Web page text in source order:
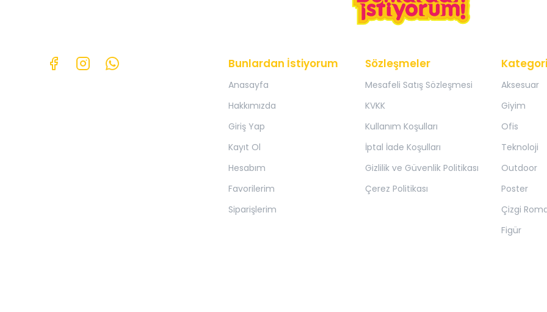
Bunlardan İstiyorum
Anasayfa
Hakkımızda
Giriş Yap
Kayıt Ol
Hesabım
Favorilerim
Siparişlerim
Sözleşmeler
Mesafeli Satış Sözleşmesi
KVKK
Kullanım Koşulları
İptal İade Koşulları
Gizlilik ve Güvenlik Politikası
Çerez Politikası
Aksesuar
Giyim
Ofis
Teknoloji
Outdoor
Poster
Çizgi
Figür